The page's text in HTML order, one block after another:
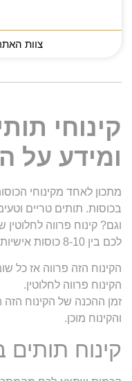
צוות
קינוחי
ומידע על
מתכון לאחד מקינוחי
בכוסות. תותים טריים
וגם? קינוח פרווה
לכם בין 8-10 כוסות אישיות, מתכון ב-30 דקות בלבד!
הקינוח הזה פרווה אז כל
הקינוח פרווה לחלוטין.
והקינוח מוכן.
קינוח תותים